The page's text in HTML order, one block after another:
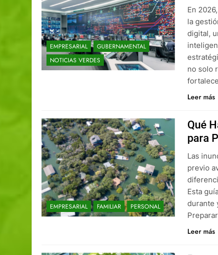
EMPRESARIAL
GUBERNAMENTAL
NOTICIAS VERDES
En
la
digital,
no solo
Leer más
EMPRESARIAL FAMILIAR PERSONAL
Qué
para
Las
previo
Esta
durante
Leer más